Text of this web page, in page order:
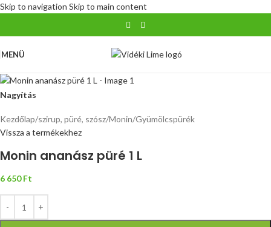
Skip to navigation Skip to main content
MENÜ
Nagyítás
Kezdőlap/szirup, püré, szósz/Monin/Gyümölcspürék
Vissza a termékekhez
Monin ananász püré 1 L
6 650Ft